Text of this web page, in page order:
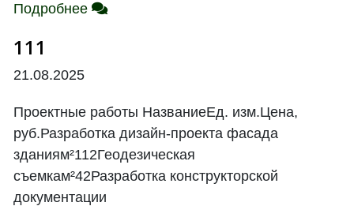
Подробнее
111
21.08.2025
Проектные работы НазваниеЕд. изм.Цена,
руб.Разработка дизайн-проекта фасада
зданиям²112Геодезическая
съемкам²42Разработка конструкторской
документации